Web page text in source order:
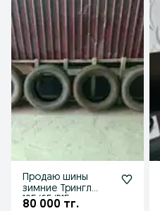
Продаю шины
зимние Трингл
195/65/R15 прошли
80 000 тг.